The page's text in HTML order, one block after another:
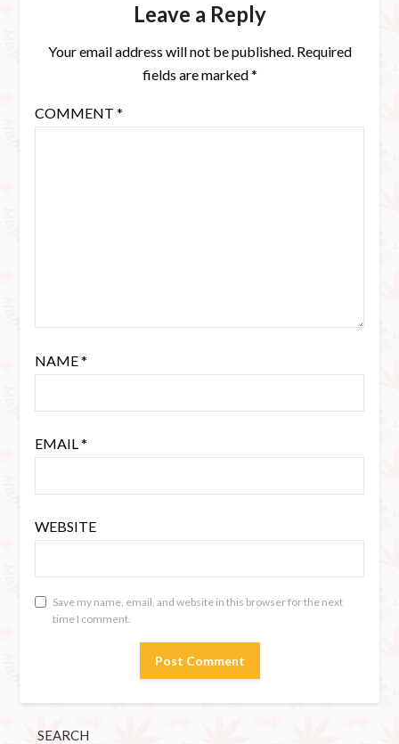
Leave a Reply
Your email address will not be published. Required
fields are marked*
COMMENT *
NAME*
EMAIL*
WEBSITE
Save my name, email, and website in this browser for the next
time I comment.
SEARCH